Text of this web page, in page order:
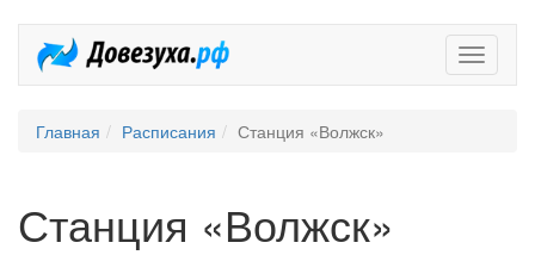
Главная Расписания Станция «Волжск»
Станция «Волжск»